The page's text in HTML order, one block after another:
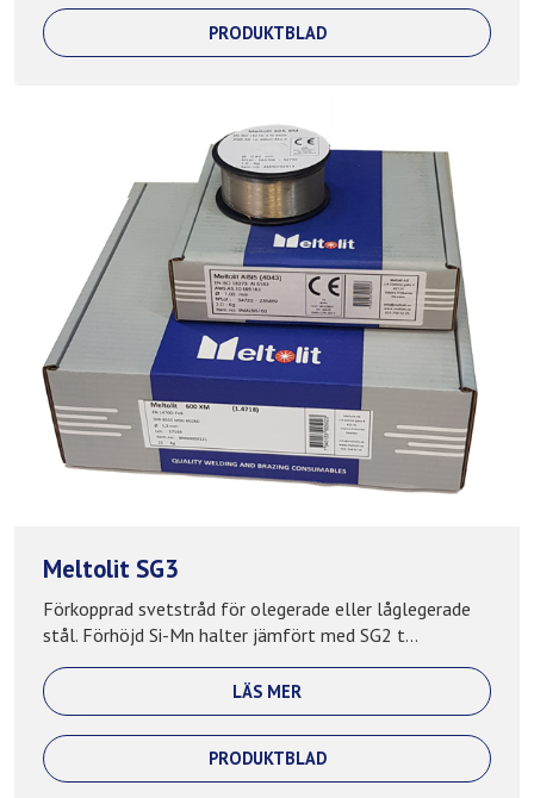
PRODUKTBLAD
Meltolit SG3
Förkopprad svetstråd för olegerade eller låglegerade
stål. Förhöjd Si-Mn halter jämfört med SG2 t...
LÄS MER
PRODUKTBLAD